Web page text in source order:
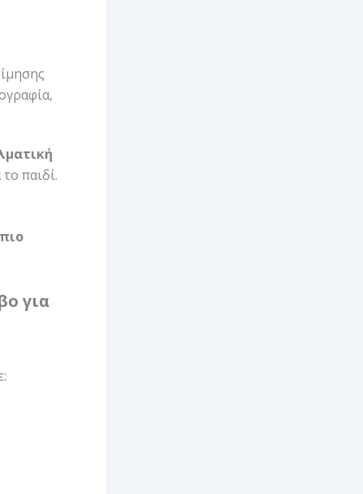
το παιδί.
πιο
για